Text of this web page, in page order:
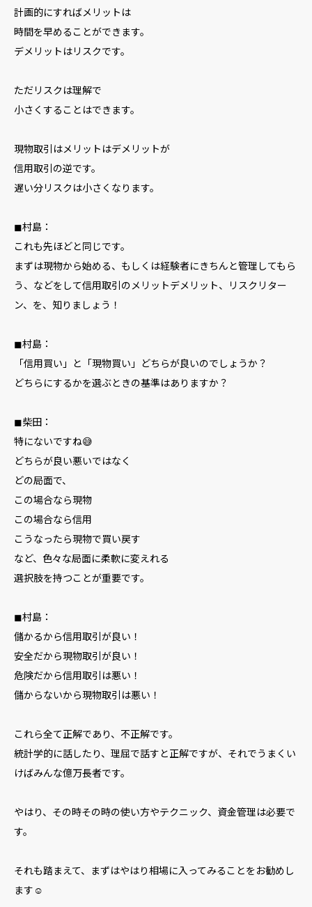
計画的にすればメリットは
時間を早めることができます。
デメリットはリスクです。
ただリスクは理解で
小さくすることはできます。
現物取引はメリットはデメリットが
信用取引の逆です。
遅い分リスクは小さくなります。
◼︎村島：
これも先ほどと同じです。
まずは現物から始める、もしくは経験者にきちんと管理してもら
う、などをして信用取引のメリットデメリット、リスクリター
ン、を、知りましょう！
◼︎村島：
「信用買い」と「現物買い」どちらが良いのでしょうか？
どちらにするかを選ぶときの基準はありますか？
◼︎柴田：
特にないですね😅
どちらが良い悪いではなく
どの局面で、
この場合なら現物
この場合なら信用
こうなったら現物で買い戻す
など、色々な局面に柔軟に変えれる
選択肢を持つことが重要です。
◼︎村島：
儲かるから信用取引が良い！
安全だから現物取引が良い！
危険だから信用取引は悪い！
儲からないから現物取引は悪い！
これら全て正解であり、不正解です。
統計学的に話したり、理屈で話すと正解ですが、それでうまくい
けばみんな億万長者です。
やはり、その時その時の使い方やテクニック、資金管理は必要で
す。
それも踏まえて、まずはやはり相場に入ってみることをお勧めし
ます☺️